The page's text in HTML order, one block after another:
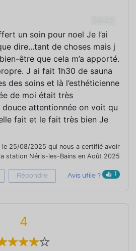
un soin pour noel Je l’ai
dire...tant de choses mais j
être que cela m’a apporté.
J ai fait 1h30 de sauna
des soins et là l’esthéticienne
de moi était très
douce attentionnée on voit qu
fait et le fait très bien Je
le 25/08/2025 qui nous a certifié avoir
station Néris-les-Bains en Août 2025
Répondre Avis utile ? 1
4